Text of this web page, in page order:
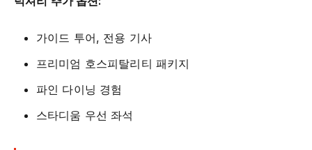
가이드 투어, 전용 기사
프리미엄 호스피탈리티 패키지
파인 다이닝 경험
스타디움 우선 좌석